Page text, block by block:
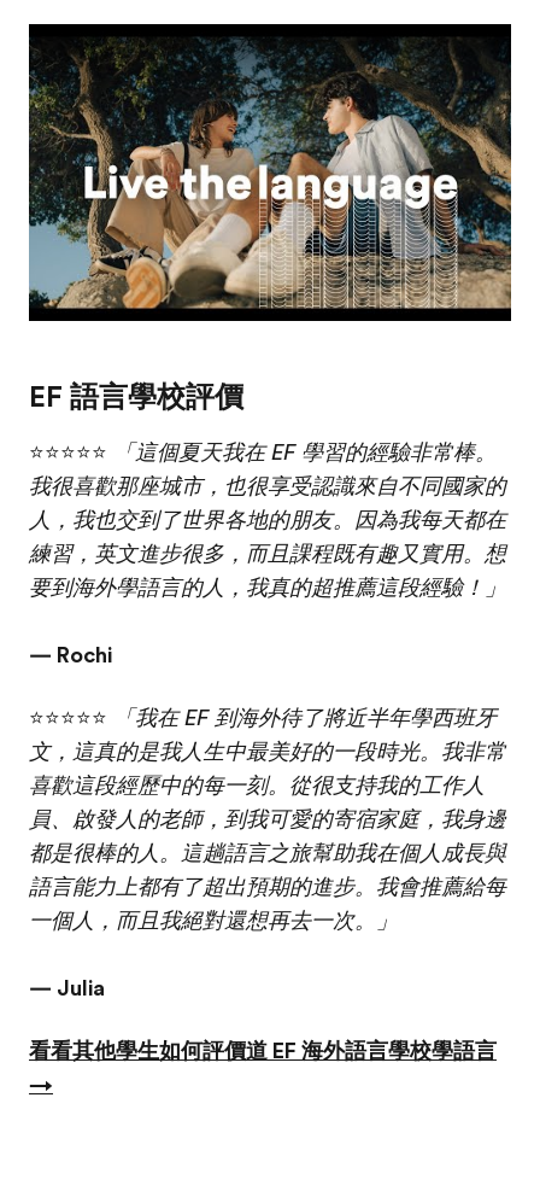
Play
EF 語言學校評價
⭐⭐⭐⭐⭐
「這個夏天我在 EF 學習的經驗非常棒。
我很喜歡那座城市，也很享受認識來自不同國家的
人，我也交到了世界各地的朋友。因為我每天都在
練習，英文進步很多，而且課程既有趣又實用。想
要到海外學語言的人，我真的超推薦這段經驗！」
— Rochi
⭐⭐⭐⭐⭐
「我在 EF 到海外待了將近半年學西班牙
文，這真的是我人生中最美好的一段時光。我非常
喜歡這段經歷中的每一刻。從很支持我的工作人
員、啟發人的老師，到我可愛的寄宿家庭，我身邊
都是很棒的人。這趟語言之旅幫助我在個人成長與
語言能力上都有了超出預期的進步。我會推薦給每
一個人，而且我絕對還想再去一次。」
— Julia
看看其他學生如何評價道 EF 海外語言學校學語言
→